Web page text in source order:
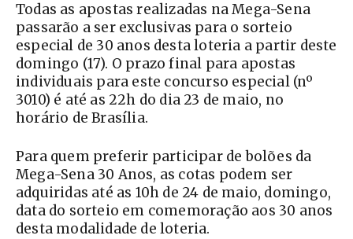
Todas as apostas realizadas na Mega-Sena
passarão a ser exclusivas para o sorteio
especial de 30 anos desta loteria a partir deste
domingo (17). O prazo final para apostas
individuais para este concurso especial (nº
3010) é até as 22h do dia 23 de maio, no
horário de Brasília.
Para quem preferir participar de bolões da
Mega-Sena 30 Anos, as cotas podem ser
adquiridas até as 10h de 24 de maio, domingo,
data do sorteio em comemoração aos 30 anos
desta modalidade de loteria.